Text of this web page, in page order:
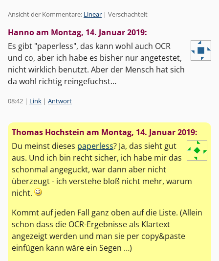
Ansicht der Kommentare: Linear | Verschachtelt
Hanno am Montag, 14. Januar 2019:
Es gibt "paperless", das kann wohl auch OCR
und co, aber ich habe es bisher nur angetestet,
nicht wirklich benutzt. Aber der Mensch hat sich
da wohl richtig reingefuchst…
08:42 | Link | Antwort
Thomas Hochstein am Montag, 14. Januar 2019:
Du meinst dieses paperless? Ja, das sieht gut
aus. Und ich bin recht sicher, ich habe mir das
schonmal angeguckt, war dann aber nicht
überzeugt - ich verstehe bloß nicht mehr, warum
nicht.
Kommt auf jeden Fall ganz oben auf die Liste. (Allein
schon dass die OCR-Ergebnisse als Klartext
angezeigt werden und man sie per copy&paste
einfügen kann wäre ein Segen …)